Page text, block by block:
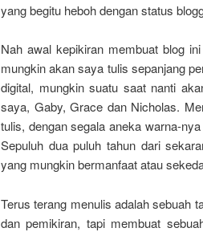
yang begitu heboh dengan status
Nah awal kepikiran membuat blog
mungkin akan saya tulis sepanjang
digital, mungkin suatu saat nanti
saya, Gaby, Grace dan Nicholas.
tulis, dengan segala aneka warna-
Sepuluh dua puluh tahun dari
yang mungkin bermanfaat atau
Terus terang menulis adalah sebuah
dan pemikiran, tapi membuat